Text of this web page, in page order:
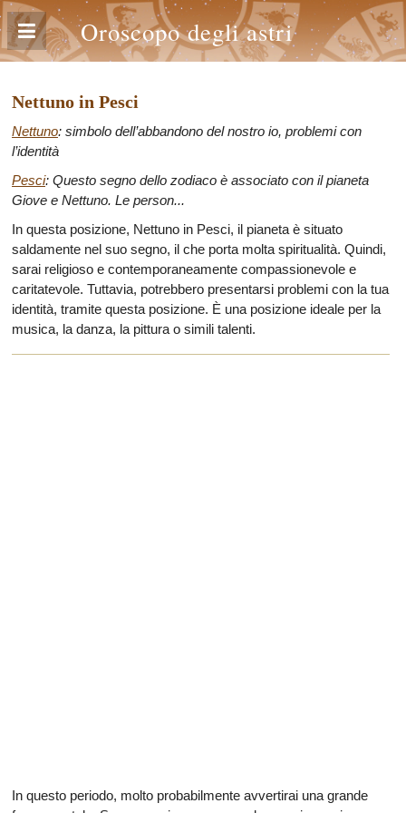
Oroscopo degli astri
Nettuno in Pesci
Nettuno: simbolo dell’abbandono del nostro io, problemi con
l’identità
Pesci: Questo segno dello zodiaco è associato con il pianeta
Giove e Nettuno. Le person...
In questa posizione, Nettuno in Pesci, il pianeta è situato
saldamente nel suo segno, il che porta molta spiritualità. Quindi,
sarai religioso e contemporaneamente compassionevole e
caritatevole. Tuttavia, potrebbero presentarsi problemi con la tua
identità, tramite questa posizione. È una posizione ideale per la
musica, la danza, la pittura o simili talenti.
In questo periodo, molto probabilmente avvertirai una grande